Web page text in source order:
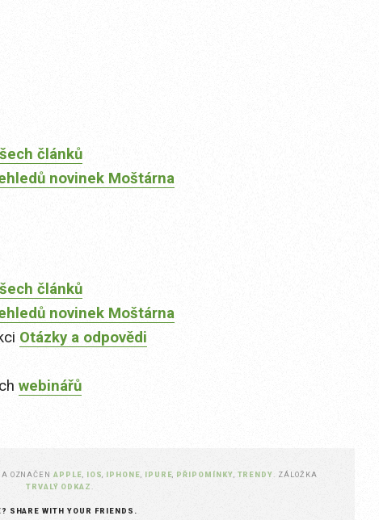
článků
novinek Moštárna
článků
novinek Moštárna
Otázky a odpovědi
webinářů
A OZNAČENAPPLE IOS IPHONE IPURE PŘIPOMÍNKY TRENDY
. ZÁLOŽKA
TRVALÝ ODKAZ
SHARE WITH YOUR FRIENDS.